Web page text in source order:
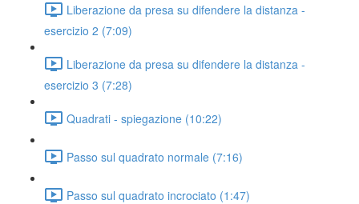
Liberazione da presa su difendere la distanza -
esercizio 2 (7:09)
Liberazione da presa su difendere la distanza -
esercizio 3 (7:28)
Quadrati - spiegazione (10:22)
Passo sul quadrato normale (7:16)
Passo sul quadrato incrociato (1:47)